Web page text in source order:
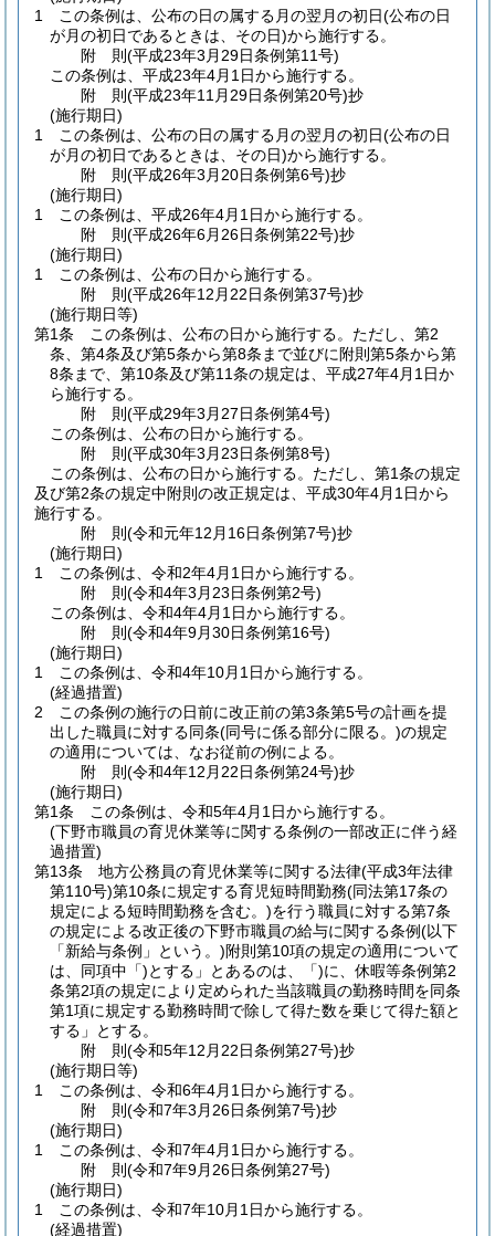
1
この条例は、公布の日の属する月の翌月の初日(公布の日
が月の初日であるときは、その日)から施行する。
附 則(平成23年3月29日条例第11号)
この条例は、平成23年4月1日から施行する。
附 則(平成23年11月29日条例第20号)抄
(施行期日)
1
この条例は、公布の日の属する月の翌月の初日(公布の日
が月の初日であるときは、その日)から施行する。
附 則(平成26年3月20日条例第6号)抄
(施行期日)
1
この条例は、平成26年4月1日から施行する。
附 則(平成26年6月26日条例第22号)抄
(施行期日)
1
この条例は、公布の日から施行する。
附 則(平成26年12月22日条例第37号)抄
(施行期日等)
第1条
この条例は、公布の日から施行する。 ただし、第2
条、第4条及び第5条から第8条まで並びに附則第5条から第
8条まで、第10条及び第11条の規定は、平成27年4月1日か
ら施行する。
附 則(平成29年3月27日条例第4号)
この条例は、公布の日から施行する。
附 則(平成30年3月23日条例第8号)
この条例は、公布の日から施行する。 ただし、第1条の規定
及び第2条の規定中附則の改正規定は、平成30年4月1日から
施行する。
附 則(令和元年12月16日条例第7号)抄
(施行期日)
1
この条例は、令和2年4月1日から施行する。
附 則(令和4年3月23日条例第2号)
この条例は、令和4年4月1日から施行する。
附 則(令和4年9月30日条例第16号)
(施行期日)
1
この条例は、令和4年10月1日から施行する。
(経過措置)
2
この条例の施行の日前に改正前の第3条第5号の計画を提
出した職員に対する同条(同号に係る部分に限る。)の規定
の適用については、なお従前の例による。
附 則(令和4年12月22日条例第24号)抄
(施行期日)
第1条
この条例は、令和5年4月1日から施行する。
(下野市職員の育児休業等に関する条例の一部改正に伴う経
過措置)
第13条
地方公務員の育児休業等に関する法律(平成3年法律
第110号)第10条に規定する育児短時間勤務(同法第17条の
規定による短時間勤務を含む。)を行う職員に対する第7条
の規定による改正後の下野市職員の給与に関する条例(以下
「新給与条例」という。)附則第10項の規定の適用について
は、同項中「)とする」とあるのは、「)に、休暇等条例第2
条第2項の規定により定められた当該職員の勤務時間を同条
第1項に規定する勤務時間で除して得た数を乗じて得た額と
する」とする。
附 則(令和5年12月22日条例第27号)抄
(施行期日等)
1
この条例は、令和6年4月1日から施行する。
附 則(令和7年3月26日条例第7号)抄
(施行期日)
1
この条例は、令和7年4月1日から施行する。
附 則(令和7年9月26日条例第27号)
(施行期日)
1
この条例は、令和7年10月1日から施行する。
(経過措置)